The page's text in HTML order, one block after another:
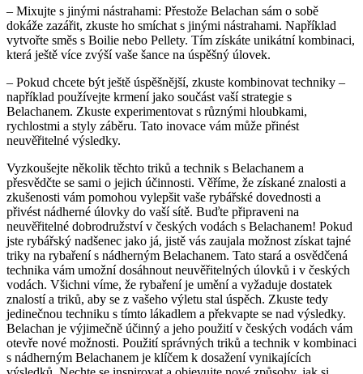
– Mixujte s jinými ‍nástrahami: Přestože Belachan⁣ sám o sobě
dokáže zazářit, zkuste ho smíchat s jinými nástrahami. Například
vytvořte směs s Boilie nebo Pellety. Tím⁢ získáte unikátní kombinaci,
která ještě více zvýší‌ vaše šance ⁤na úspěšný úlovek.
– Pokud chcete být ještě ‍úspěšnější, zkuste kombinovat techniky‍ –
například používejte krmení jako součást vaší strategie⁤ s⁢
Belachanem. Zkuste experimentovat s různými hloubkami,
rychlostmi a styly záběru. Tato inovace vám může přinést ​
neuvěřitelné výsledky.
Vyzkoušejte několik těchto triků a technik s‍ Belachanem ‍a
přesvědčte se sami o jejich účinnosti. ‌Věříme, že získané znalosti a
zkušenosti ‌vám pomohou vylepšit vaše‌ rybářské dovednosti a
přivést nádherné úlovky do vaší sítě.⁤ Buďte připraveni ⁢na
neuvěřitelné dobrodružství v českých ​vodách s Belachanem! Pokud
jste rybářský nadšenec jako ‍já, jistě vás zaujala možnost získat tajné‍
triky ⁣na rybaření s nádherným Belachanem. Tato stará‌ a ‌osvědčená
‌technika vám umožní dosáhnout neuvěřitelných úlovků i v českých
vodách. Všichni víme, ⁣že rybaření je umění a vyžaduje​ dostatek
znalostí a triků, aby⁣ se z vašeho výletu stal⁢ úspěch. Zkuste tedy
jedinečnou techniku s tímto lákadlem a překvapte se nad ⁣výsledky.
Belachan je výjimečně účinný a‌ jeho použití v českých vodách vám
otevře‍ nové možnosti. Použití ⁤správných ⁤triků a technik v kombinaci
‌s nádherným Belachanem je‌ klíčem k dosažení vynikajících